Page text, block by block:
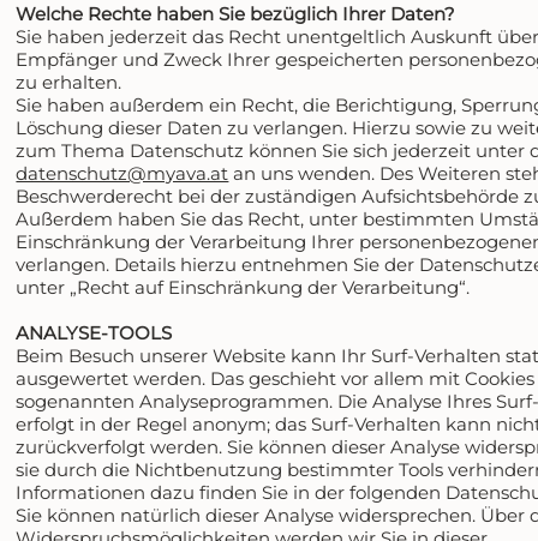
Welche Rechte haben Sie bezüglich Ihrer Daten?
Sie haben jederzeit das Recht unentgeltlich Auskunft
Empfänger und Zweck Ihrer gespeicherten
zu erhalten.
Sie haben außerdem ein Recht, die Berichtigung,
Löschung dieser Daten zu verlangen. Hierzu sowie zu
zum Thema Datenschutz können Sie sich jederzeit unter
datenschutz@myava.at an uns wenden. Des Weiteren
Beschwerderecht bei der zuständigen Aufsichtsbehörde
Außerdem haben Sie das Recht, unter bestimmten
Einschränkung der Verarbeitung Ihrer
verlangen. Details hierzu entnehmen Sie der
unter „Recht auf Einschränkung der Verarbeitung“.
ANALYSE-TOOLS
Beim Besuch unserer Website kann Ihr Surf-Verhalten
ausgewertet werden. Das geschieht vor allem mit
sogenannten Analyseprogrammen. Die Analyse Ihres
erfolgt in der Regel anonym; das Surf-Verhalten kann
zurückverfolgt werden. Sie können dieser Analyse
sie durch die Nichtbenutzung bestimmter Tools
Informationen dazu finden Sie in der folgenden
Sie können natürlich dieser Analyse widersprechen. Über